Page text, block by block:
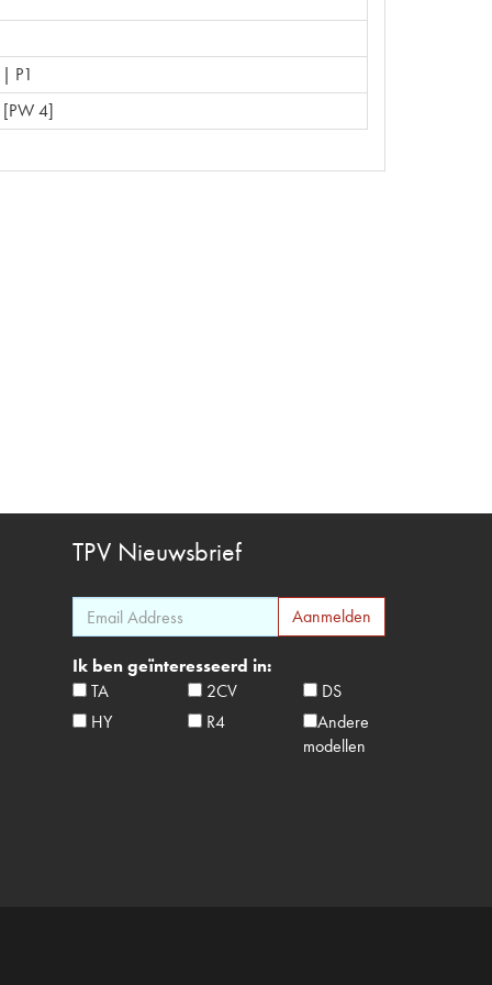
P1
[PW 4]
TPV Nieuwsbrief
Ik ben geïnteresseerd in:
TA
2CV
DS
HY
R4
Andere
modellen